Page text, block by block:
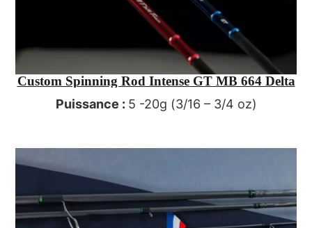
Custom Spinning Rod Intense GT MB 664 Delta
Puissance : 5 -20g (3/16 – 3/4 oz)